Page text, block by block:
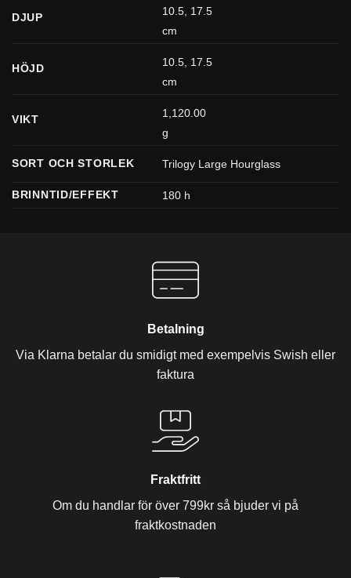
DJUP
10.5, 17.5
cm
HÖJD
10.5, 17.5
cm
VIKT
1,120.00
g
SORT OCH STORLEK Trilogy Large Hourglass
BRINNTID/EFFEKT 180 h
Betalning
Via Klarna betalar du smidigt med exempelvis Swish eller
faktura
Fraktfritt
Om du handlar för över 799kr så bjuder vi på
fraktkostnaden